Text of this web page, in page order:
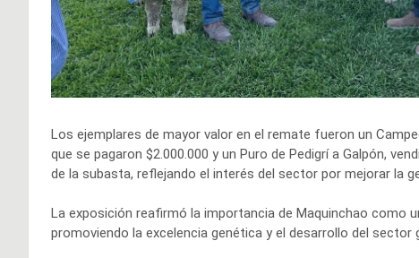
Los ejemplares de mayor valor en el remate fueron un
que se pagaron $2.000.000 y un Puro de Pedigrí a Galpón,
de la subasta, reflejando el interés del sector por mejorar la
La exposición reafirmó la importancia de Maquinchao como
promoviendo la excelencia genética y el desarrollo del sector